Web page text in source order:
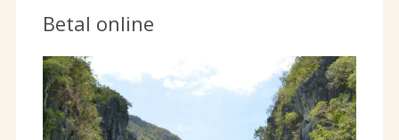
Betal online